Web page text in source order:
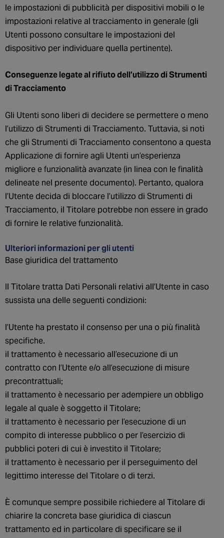
le impostazioni di pubblicità per dispositivi mobili o le
impostazioni relative al tracciamento in generale (gli
Utenti possono consultare le impostazioni del
dispositivo per individuare quella pertinente).
Conseguenze legate al rifiuto dell’utilizzo di Strumenti
di Tracciamento
Gli Utenti sono liberi di decidere se permettere o meno
l’utilizzo di Strumenti di Tracciamento. Tuttavia, si noti
che gli Strumenti di Tracciamento consentono a questa
Applicazione di fornire agli Utenti un’esperienza
migliore e funzionalità avanzate (in linea con le finalità
delineate nel presente documento). Pertanto, qualora
l’Utente decida di bloccare l’utilizzo di Strumenti di
Tracciamento, il Titolare potrebbe non essere in grado
di fornire le relative funzionalità.
Ulteriori informazioni per gli utenti
Base giuridica del trattamento
Il Titolare tratta Dati Personali relativi all’Utente in caso
sussista una delle seguenti condizioni:
l’Utente ha prestato il consenso per una o più finalità
specifiche.
il trattamento è necessario all’esecuzione di un
contratto con l’Utente e/o all’esecuzione di misure
precontrattuali;
il trattamento è necessario per adempiere un obbligo
legale al quale è soggetto il Titolare;
il trattamento è necessario per l’esecuzione di un
compito di interesse pubblico o per l’esercizio di
pubblici poteri di cui è investito il Titolare;
il trattamento è necessario per il perseguimento del
legittimo interesse del Titolare o di terzi.
È comunque sempre possibile richiedere al Titolare di
chiarire la concreta base giuridica di ciascun
trattamento ed in particolare di specificare se il